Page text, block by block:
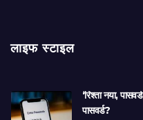
लाइफ स्टाइल
‘रिश्ता नया,
पासवर्ड?